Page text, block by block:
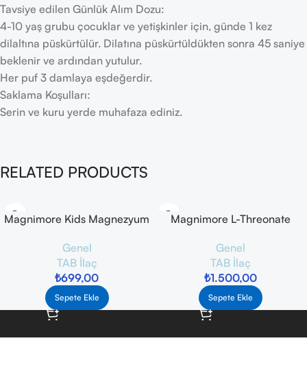
Tavsiye edilen Günlük Alım Dozu:
4-10 yaş grubu çocuklar ve yetişkinler için, günde 1 kez
dilaltına püskürtülür. Dilatına püskürtüldükten sonra 45 saniye
beklenir ve ardından yutulur.
Her puf 3 damlaya eşdeğerdir.
Saklama Koşulları:
Serin ve kuru yerde muhafaza ediniz.
RELATED PRODUCTS
Magnimore Kids Magnezyum
Genel
TAB İlaç
₺699,00
Sepete Ekle
Magnimore L-Threonate
Gıda 90 Kapsül
Genel
TAB İlaç
₺1.500,00
Sepete Ekle